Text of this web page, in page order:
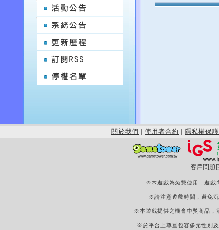
關於我們 | 使用者合約 | 隱私權保護
客戶問題
※本遊戲為免費使用，遊戲
※請注意遊戲時間，避免
※本遊戲提供之機會中獎商品，
※於平台上尊重包容多元性別